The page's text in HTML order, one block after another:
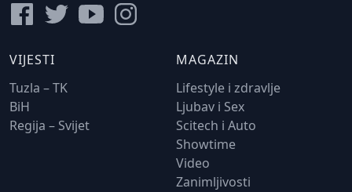
VIJESTI
Tuzla – TK
BiH
Regija – Svijet
MAGAZIN
Lifestyle i zdravlje
Ljubav i Sex
Scitech i Auto
Showtime
Video
Zanimljivosti